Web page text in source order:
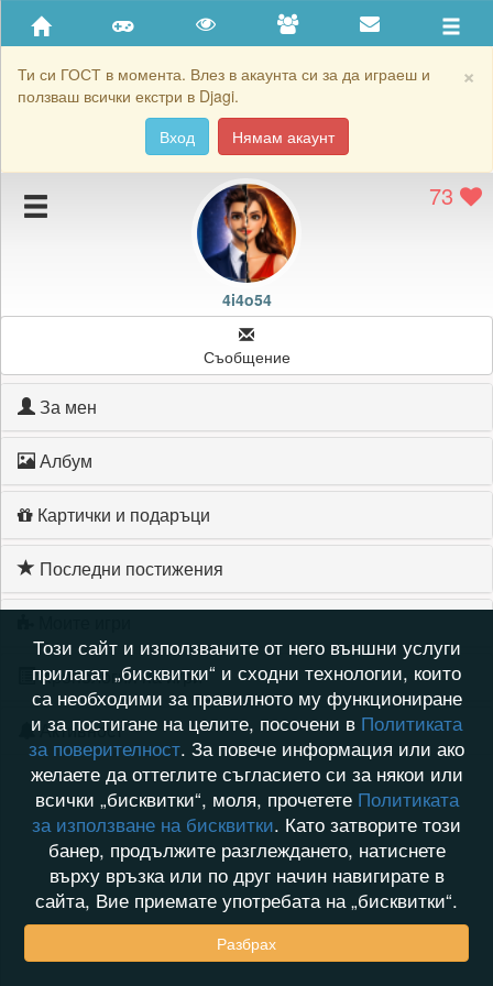
×
Ти си ГОСТ в момента. Влез в акаунта си за да играеш и
ползваш всички екстри в Djagi.
Вход
Нямам акаунт
Приятели
Хронология на игри
Подаръците на 4i4o54
Картичките на 4i4o54
73
4i4o54
Съобщение
За мен
Албум
Картички и подаръци
Последни постижения
Хронология на игри
Активност
Този сайт и използваните от него външни услуги
прилагат „бисквитки“ и сходни технологии, които
са необходими за правилното му функциониране
и за постигане на целите, посочени в Политиката
за поверителност. За повече информация или ако
желаете да оттеглите съгласието си за някои или
всички „бисквитки“, моля, прочетете Политиката
за използване на бисквитки. Като затворите този
банер, продължите разглеждането, натиснете
върху връзка или по друг начин навигирате в
сайта, Вие приемате употребата на „бисквитки“.
Разбрах